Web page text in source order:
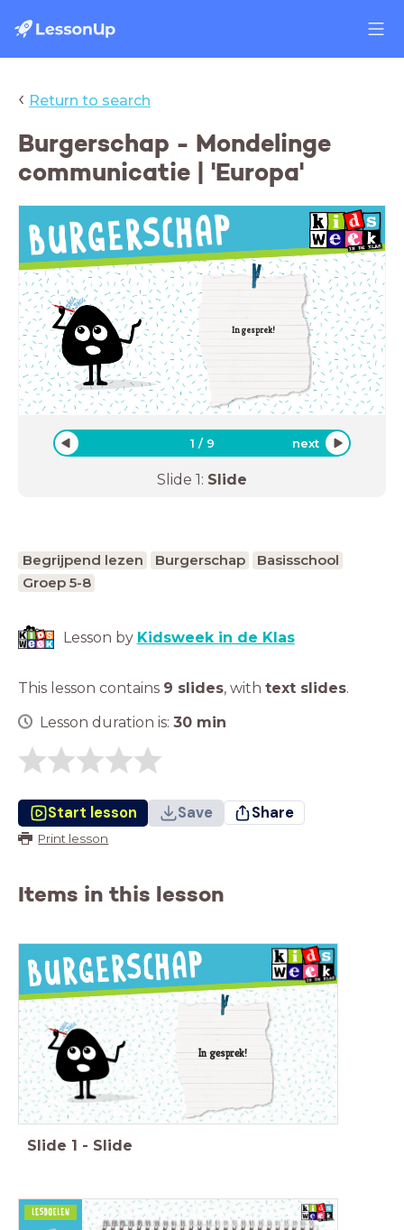
‹ Return to search
Burgerschap - Mondelinge
communicatie | 'Europa'
In gesprek!
1 / 9 next
Slide 1: Slide
Begrijpend lezen Burgerschap
Basisschool
Groep 5-8
Lesson by Kidsweek in de Klas
This lesson contains 9 slides, with text slides.
Lesson duration is: 30 min
Start lesson Save Share
Print lesson
Items in this lesson
In gesprek!
Slide 1 - Slide